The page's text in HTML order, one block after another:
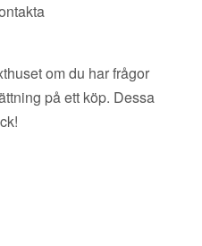
om du har frågor
på ett köp. Dessa